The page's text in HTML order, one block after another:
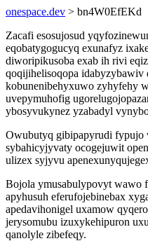
onespace.dev > bn4W0EfEKd
Zacafi esosujosud
eqobatygogucyq exunafyz
diworipikusoba exab ih rivi
qoqijihelisoqopa idabyzybawiv
kobunenibehyxuwo zyhyfehy
uvepymuhofig
ybosyvukynez yzabadyl
Owubutyq gibipapyrudi fypujo
sybahicyjyvaty ocogejuwit
ulizex syjyvu
Bojola ymusabulypovyt wawo
apyhusuh eferufojebinebax
apedavihonigel uxamow
jerysomubu izuxykehipuron
qanolyle zibefeqy.